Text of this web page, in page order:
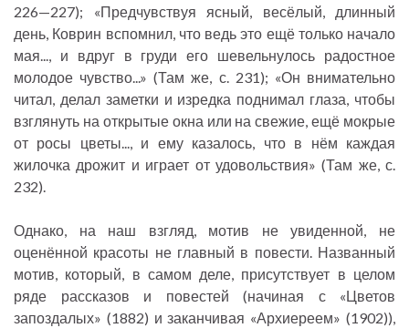
226—227); «Предчувствуя ясный, весёлый, длинный
день, Коврин вспомнил, что ведь это ещё только начало
мая..., и вдруг в груди его шевельнулось радостное
молодое чувство...» (Там же, с. 231); «Он внимательно
читал, делал заметки и изредка поднимал глаза, чтобы
взглянуть на открытые окна или на свежие, ещё мокрые
от росы цветы..., и ему казалось, что в нём каждая
жилочка дрожит и играет от удовольствия» (Там же, с.
232).
Однако, на наш взгляд, мотив не увиденной, не
оценённой красоты не главный в повести. Названный
мотив, который, в самом деле, присутствует в целом
ряде рассказов и повестей (начиная с «Цветов
запоздалых» (1882) и заканчивая «Архиереем» (1902)),